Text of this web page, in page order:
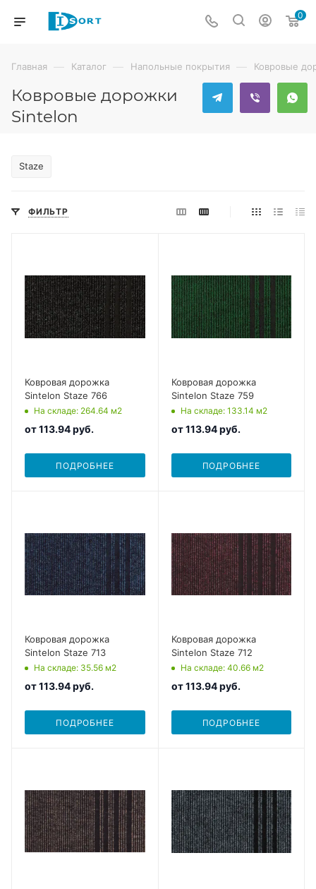
0
Главная — Каталог — Напольные покрытия — Ковровые
Ковровые дорожки
Sintelon
Staze
ФИЛЬТР
Ковровая дорожка
Sintelon Staze 766
На складе: 264.64 м2
от113.94 руб.
ПОДРОБНЕЕ
Ковровая дорожка
Sintelon Staze 759
На складе: 133.14 м2
от113.94 руб.
ПОДРОБНЕЕ
Ковровая дорожка
Sintelon Staze 713
На складе: 35.56 м2
от113.94 руб.
ПОДРОБНЕЕ
Ковровая дорожка
Sintelon Staze 712
На складе: 40.66 м2
от113.94 руб.
ПОДРОБНЕЕ